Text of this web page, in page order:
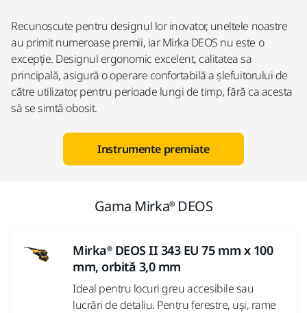
Recunoscute pentru designul lor inovator, uneltele noastre
au primit numeroase premii, iar Mirka DEOS nu este o
excepție. Designul ergonomic excelent, calitatea sa
principală, asigură o operare confortabilă a șlefuitorului de
către utilizator, pentru perioade lungi de timp, fără ca acesta
să se simtă obosit.
Instrumente premiate
Gama Mirka® DEOS
Mirka® DEOS II 343 EU 75 mm x 100
mm, orbită 3,0 mm
Ideal pentru locuri greu accesibile sau
lucrări de detaliu. Pentru ferestre, uși, rame